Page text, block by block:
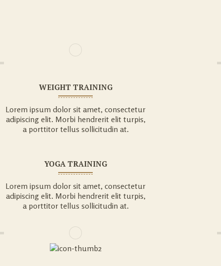
WEIGHT TRAINING
Lorem ipsum dolor sit amet, consectetur
adipiscing elit. Morbi hendrerit elit turpis,
a porttitor tellus sollicitudin at.
YOGA TRAINING
Lorem ipsum dolor sit amet, consectetur
adipiscing elit. Morbi hendrerit elit turpis,
a porttitor tellus sollicitudin at.